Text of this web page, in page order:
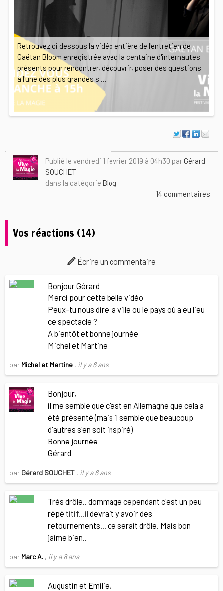
Retrouvez ci dessous la vidéo entière de l'entretien de
Gaëtan Bloom enregistrée avec la centaine d'internautes
présents pour rencontrer, découvrir, poser des questions
à l'une des plus grandes s …
Publié le vendredi 1 février 2019 à 04h30 par Gérard
SOUCHET
dans la catégorie Blog
14 commentaires
Vos réactions (14)
Écrire un commentaire
Bonjour Gérard
Merci pour cette belle vidéo
Peux-tu nous dire la ville ou le pays où a eu lieu
ce spectacle ?
A bientôt et bonne journée
Michel et Martine
par Michel et Martine , il y a 8 ans
Bonjour,
il me semble que c'est en Allemagne que cela a
été présenté (mais il semble que beaucoup
d'autres s'en soit inspiré)
Bonne journée
Gérard
par Gérard SOUCHET , il y a 8 ans
Très drôle.. dommage cependant c'est un peu
répé titif...il devrait y avoir des
retournements... ce serait drôle. Mais bon
jaime bien..
par Marc A. , il y a 8 ans
Augustin et Emilie,